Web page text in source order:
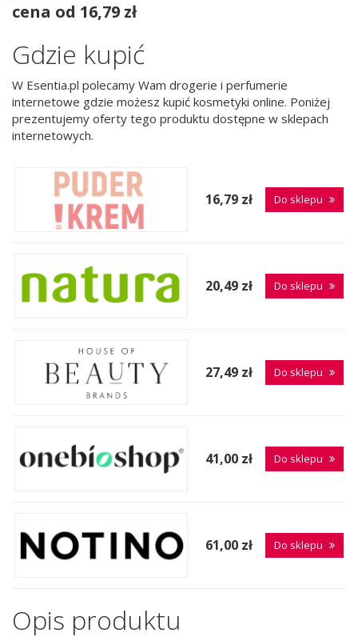
cena od 16,79 zł
Gdzie kupić
W Esentia.pl polecamy Wam drogerie i perfumerie
internetowe gdzie możesz kupić kosmetyki online. Poniżej
prezentujemy oferty tego produktu dostępne w sklepach
internetowych.
16,79 zł Do sklepu
20,49 zł Do sklepu
27,49 zł Do sklepu
41,00 zł Do sklepu
61,00 zł Do sklepu
Opis produktu